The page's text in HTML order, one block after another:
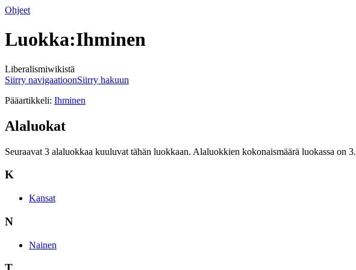
Ohjeet
Luokka:Ihminen
Liberalismiwikistä
Siirry navigaatioonSiirry hakuun
Pääartikkeli: Ihminen
Alaluokat
Seuraavat 3 alaluokkaa kuuluvat tähän luokkaan. Alaluokkien kokonaismäärä luokassa on 3.
K
Kansat
N
Nainen